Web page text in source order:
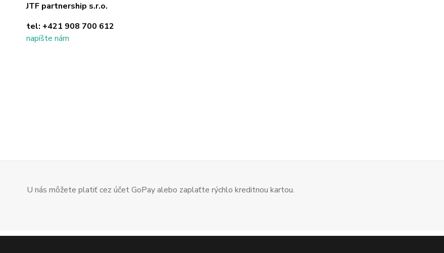
JTF partnership s.r.o.
tel: +421 908 700 612
napíšte nám
U nás môžete platiť cez účet GoPay alebo zaplaťte rýchlo kreditnou kartou.